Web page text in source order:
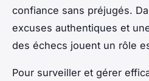
confiance sans préjugés.
excuses authentiques et
des échecs jouent un rôle
Pour surveiller et gérer